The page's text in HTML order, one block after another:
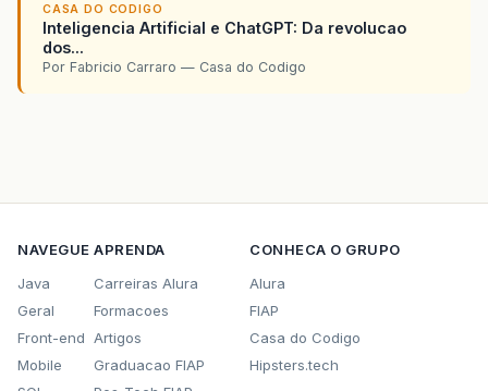
CASA DO CODIGO
Inteligencia Artificial e ChatGPT: Da revolucao
dos...
Por Fabricio Carraro — Casa do Codigo
NAVEGUE
Java
Geral
Front-end
Mobile
APRENDA
Carreiras Alura
Formacoes
Artigos
Graduacao FIAP
CONHECA O GRUPO
Alura
FIAP
Casa do Codigo
Hipsters.tech